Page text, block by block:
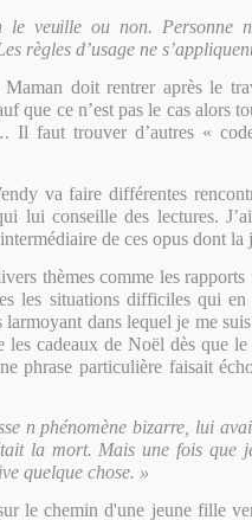
veuille ou non. Personne
règles d’usage ne
Maman doit rentrer après le
que ce n’est pas le cas alors
Il faut trouver d’autres «
va faire différentes
lui conseille des lectures.
de ces opus dont
thèmes comme les
les situations difficiles qui en
dans lequel je me
les cadeaux de Noël dès que
phrase particulière faisait
n phénomène bizarre, lui
la mort. Mais une fois que
quelque chose. »
le chemin d'une jeune fille